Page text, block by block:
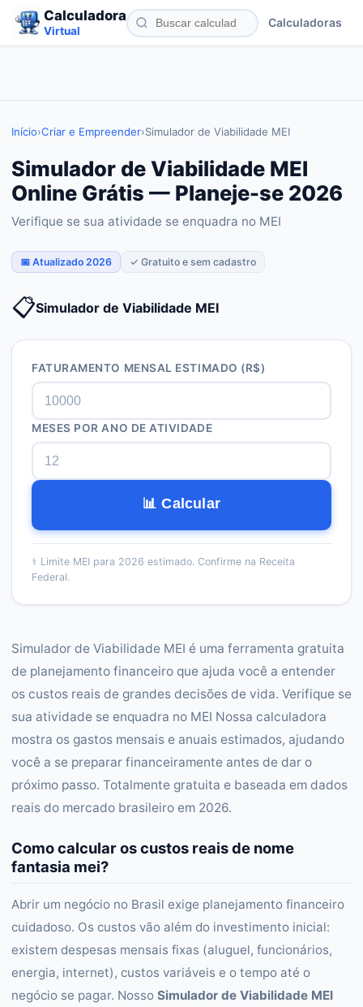
Calculadora
Virtual
Calculadoras
Início›Criar e Empreender›Simulador de Viabilidade MEI
Simulador de Viabilidade MEI
Online Grátis — Planeje-se 2026
Verifique se sua atividade se enquadra no MEI
📅 Atualizado 2026 ✓ Gratuito e sem cadastro
📋Simulador de Viabilidade MEI
FATURAMENTO MENSAL ESTIMADO (R$)
MESES POR ANO DE ATIVIDADE
📊 Calcular
⚕️ Limite MEI para 2026 estimado. Confirme na Receita
Federal.
Simulador de Viabilidade MEI é uma ferramenta gratuita
de planejamento financeiro que ajuda você a entender
os custos reais de grandes decisões de vida. Verifique se
sua atividade se enquadra no MEI Nossa calculadora
mostra os gastos mensais e anuais estimados, ajudando
você a se preparar financeiramente antes de dar o
próximo passo. Totalmente gratuita e baseada em dados
reais do mercado brasileiro em 2026.
Como calcular os custos reais de nome
fantasia mei?
Abrir um negócio no Brasil exige planejamento financeiro
cuidadoso. Os custos vão além do investimento inicial:
existem despesas mensais fixas (aluguel, funcionários,
energia, internet), custos variáveis e o tempo até o
negócio se pagar. Nosso Simulador de Viabilidade MEI